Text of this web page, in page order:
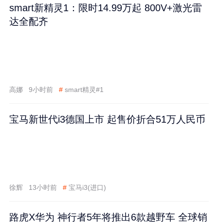
smart新精灵1：限时14.99万起 800V+激光雷
达全配齐
高娜 9小时前 # smart精灵#1
宝马新世代i3德国上市 起售价折合51万人民币
徐辉 13小时前 # 宝马i3(进口)
路虎X华为 神行者5年将推出6款越野车 全球销